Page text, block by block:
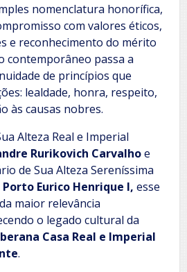
nomenclatura honorífica,
com valores éticos,
e reconhecimento do mérito
contemporâneo passa a
de princípios que
lealdade, honra, respeito,
às causas nobres.
Alteza Real e Imperial
Rurikovich Carvalhoe
de Sua Alteza Sereníssima
Porto Eurico Henrique I, esse
maior relevância
o legado cultural da
Casa Real e Imperial
.